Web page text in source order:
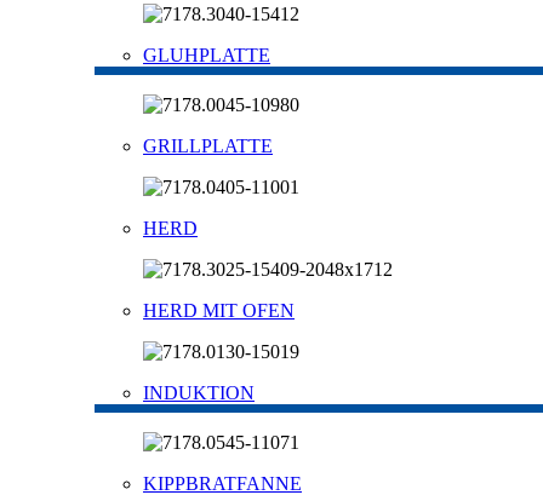
GLUHPLATTE
GRILLPLATTE
HERD
HERD MIT OFEN
INDUKTION
KIPPBRATFANNE